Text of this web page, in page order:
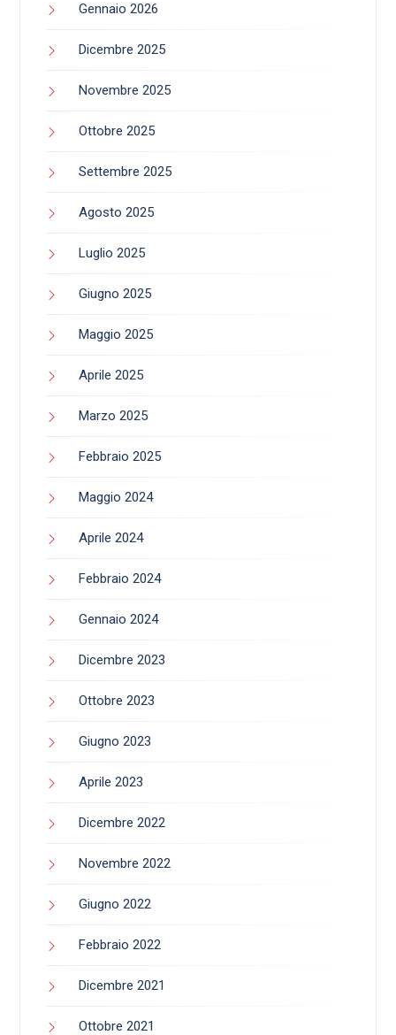
Gennaio 2026
Dicembre 2025
Novembre 2025
Ottobre 2025
Settembre 2025
Agosto 2025
Luglio 2025
Giugno 2025
Maggio 2025
Aprile 2025
Marzo 2025
Febbraio 2025
Maggio 2024
Aprile 2024
Febbraio 2024
Gennaio 2024
Dicembre 2023
Ottobre 2023
Giugno 2023
Aprile 2023
Dicembre 2022
Novembre 2022
Giugno 2022
Febbraio 2022
Dicembre 2021
Ottobre 2021